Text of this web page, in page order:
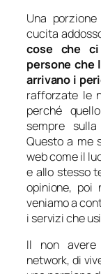
Una
cucita
cose che ci
persone che
arrivano i
rafforzate le
perché
sempre
Questo a me
web come il
e allo stesso
opinione,
veniamo a
i servizi che
Il non avere
network, di